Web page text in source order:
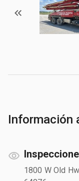
Información
1800 W Old